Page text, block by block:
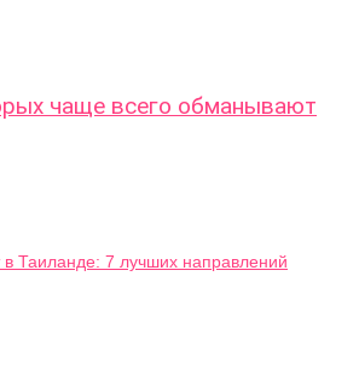
чаще всего обманывают